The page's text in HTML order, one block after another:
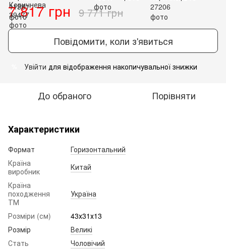
7 817 грн 9 771 грн
Повідомити, коли з'явиться
Увійти для відображення накопичувальної знижки
До обраного Порівняти
Характеристики
Формат
Горизонтальний
Країна
виробник
Китай
Країна
походження
ТМ
Україна
Розміри (см)
43х31х13
Розмір
Великі
Стать
Чоловічий